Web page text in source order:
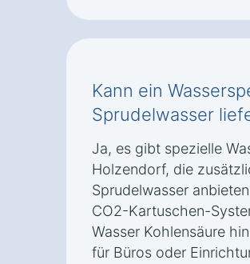
Kann ein
Sprudelwasser
Ja, es gibt spezielle
Holzendorf, die
Sprudelwasser
CO2-Kartuschen-
Wasser Kohlensäure
für Büros oder